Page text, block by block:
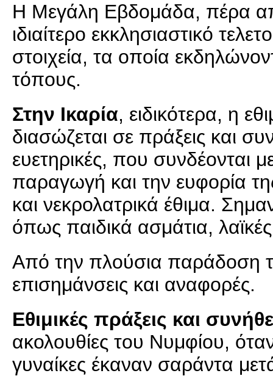
Η Μεγάλη Εβδομάδα, πέρα
ιδιαίτερο εκκλησιαστικό
στοιχεία, τα οποία
τόπους.
Στην Ικαρία, ειδικότερα, η
διασώζεται σε πράξεις και
ευετηρικές, που συνδέονται
παραγωγή και την ευφορία
και νεκρολατρικά έθιμα.
όπως παιδικά ασμάτια,
Από την πλούσια παράδοση
επισημάνσεις και αναφορές.
Εθιμικές πράξεις και
ακολουθίες του Νυμφίου,
γυναίκες έκαναν σαράντα